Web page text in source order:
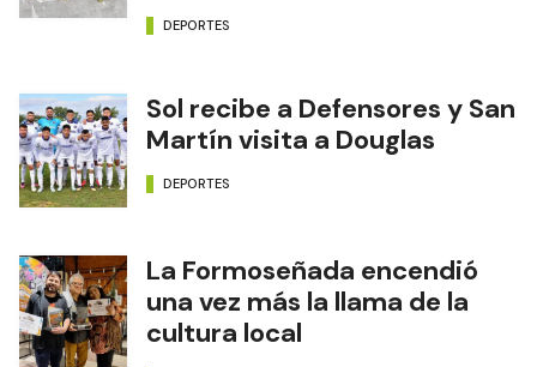
DEPORTES
Sol recibe a Defensores y San
Martín visita a Douglas
DEPORTES
La Formoseñada encendió
una vez más la llama de la
cultura local